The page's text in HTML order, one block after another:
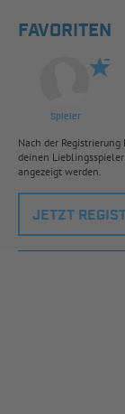
FAVORITEN
Spieler
Nach der
deinen
angezeigt werden.
JETZT